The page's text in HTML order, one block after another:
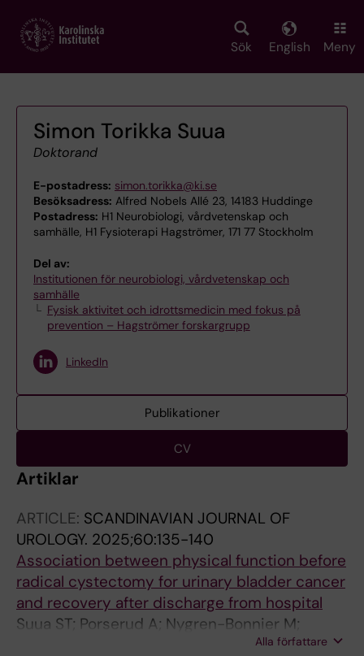
main
Sök English Meny
Simon Torikka Suua
Doktorand
E-postadress: simon.torikka@ki.se
Besöksadress: Alfred Nobels Allé 23, 14183 Huddinge
Postadress: H1 Neurobiologi, vårdvetenskap och
samhälle, H1 Fysioterapi Hagströmer, 171 77 Stockholm
Del av:
Institutionen för neurobiologi, vårdvetenskap och
samhälle
Fysisk aktivitet och idrottsmedicin med fokus på
prevention – Hagströmer forskargrupp
LinkedIn
Publikationer
CV
Artiklar
ARTICLE: SCANDINAVIAN JOURNAL OF
UROLOGY. 2025;60:135-140
Association between physical function before
radical cystectomy for urinary bladder cancer
and recovery after discharge from hospital
Suua ST; Porserud A; Nygren-Bonnier M;
Alla författare